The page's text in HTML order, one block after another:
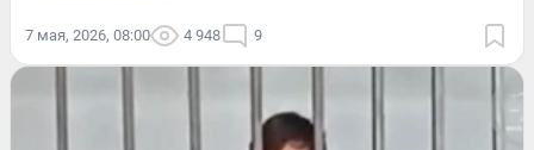
7 мая, 2026, 08:00 4 948 9